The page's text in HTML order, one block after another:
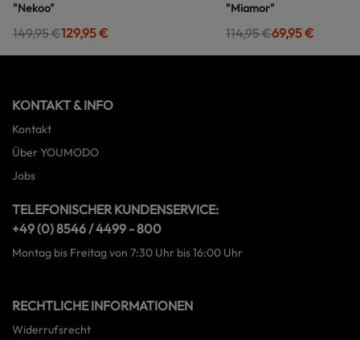
"Nekoo"
149,95 €129,95 €
"Miamor"
114,95 €69,95 €
KONTAKT & INFO
Kontakt
Über YOUMODO
Jobs
TELEFONISCHER KUNDENSERVICE:
+49 (0) 8546 / 4499 - 800
Montag bis Freitag von 7:30 Uhr bis 16:00 Uhr
RECHTLICHE INFORMATIONEN
Widerrufsrecht